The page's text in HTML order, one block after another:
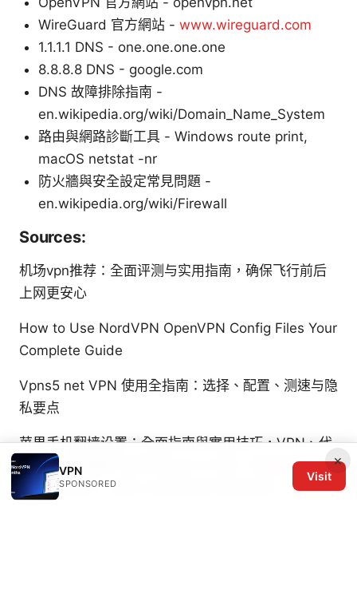
WireGuard 官方網站 - www.wireguard.com
1.1.1.1 DNS - one.one.one.one
8.8.8.8 DNS - google.com
DNS 故障排除指南 -
en.wikipedia.org/wiki/Domain_Name_System
路由與網路診斷工具 - Windows route print,
macOS netstat -nr
防火牆與安全設定常見問題 -
en.wikipedia.org/wiki/Firewall
Sources:
机场vpn推荐：全面评测与实用指南，确保飞行前后
上网更安心
How to Use NordVPN OpenVPN Config Files Your
Complete Guide
Vpns5 net VPN 使用全指南：选择、配置、测速与隐
私要点
苹果手机翻墙设置：全面指南與實用技巧，VPN、代
理與安全性要點
苹果手机vpn小火箭：完整指南、评
测与实战技巧，提升上网自由度与隐私保护
×
VPN
SPONSORED
Visit